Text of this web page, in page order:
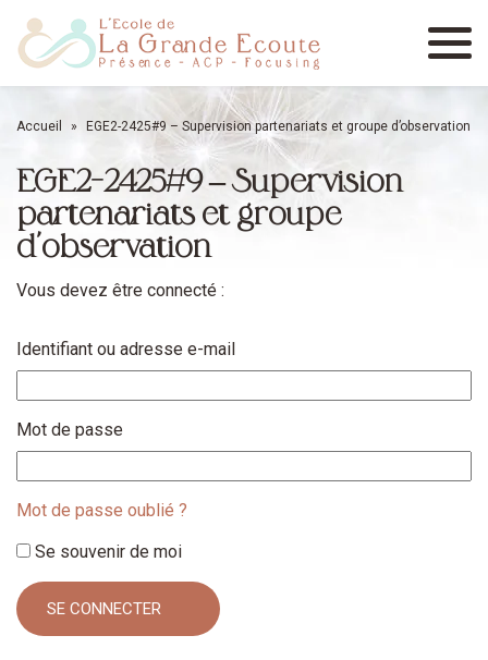
Menu
Accueil » EGE2-2425#9 – Supervision partenariats et groupe d’observation
EGE2-2425#9 – Supervision
partenariats et groupe
d’observation
Vous devez être connecté :
Identifiant ou adresse e-mail
Mot de passe
Mot de passe oublié ?
Se souvenir de moi